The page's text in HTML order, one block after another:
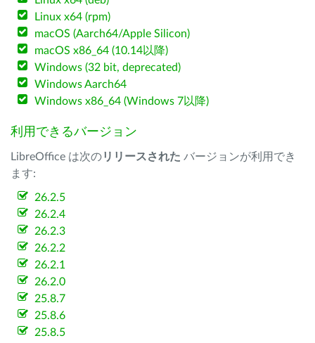
Linux x64 (rpm)
macOS (Aarch64/Apple Silicon)
macOS x86_64 (10.14以降)
Windows (32 bit, deprecated)
Windows Aarch64
Windows x86_64 (Windows 7以降)
利用できるバージョン
LibreOffice は次のリリースされた バージョンが利用でき
ます:
26.2.5
26.2.4
26.2.3
26.2.2
26.2.1
26.2.0
25.8.7
25.8.6
25.8.5